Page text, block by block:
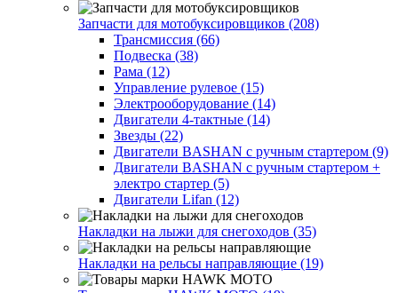
Запчасти для мотобуксировщиков (208)
Трансмиссия (66)
Подвеска (38)
Рама (12)
Управление рулевое (15)
Электрооборудование (14)
Двигатели 4-тактные (14)
Звезды (22)
Двигатели BASHAN с ручным стартером (9)
Двигатели BASHAN с ручным стартером +
электро стартер (5)
Двигатели Lifan (12)
Накладки на лыжи для снегоходов (35)
Накладки на рельсы направляющие (19)